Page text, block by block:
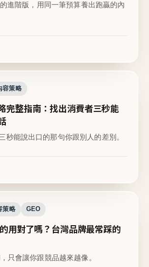
進階版，用同一筆預算養出跑贏的內
容策略
完整指南：找出消費者三秒能
秒能說出口的那句你跟別人的差別。
策略 GEO
用對了嗎？台灣品牌最常踩的
只會讓你跟競品越來越像。